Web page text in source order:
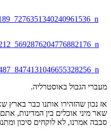
מעברי הגבול באוסטרליה.
אז נכון שהזהירו אותנו כבר בארץ
שאר מיני אוכלים בין המדינות,
סבבה אמרנו, לא לוקחים סיכון